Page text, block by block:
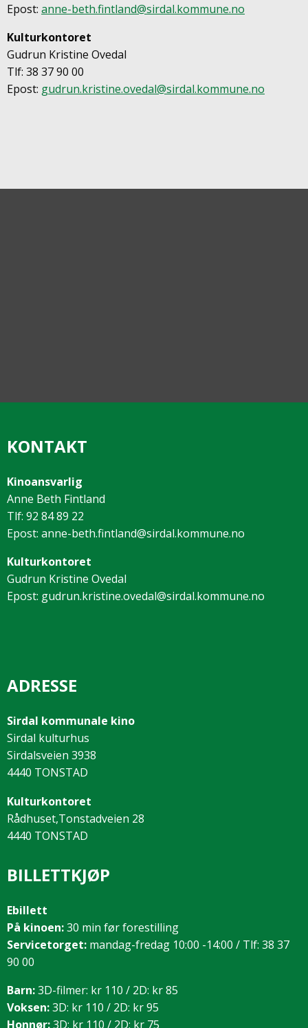
Epost: anne-beth.fintland@sirdal.kommune.no
Kulturkontoret
Gudrun Kristine Ovedal
Tlf: 38 37 90 00
Epost: gudrun.kristine.ovedal@sirdal.kommune.no
KONTAKT
Kinoansvarlig
Anne Beth Fintland
Tlf: 92 84 89 22
Epost: anne-beth.fintland@sirdal.kommune.no
Kulturkontoret
Gudrun Kristine Ovedal
Epost: gudrun.kristine.ovedal@sirdal.kommune.no
ADRESSE
Sirdal kommunale kino
Sirdal kulturhus
Sirdalsveien 3938
4440 TONSTAD
Kulturkontoret
Rådhuset,Tonstadveien 28
4440 TONSTAD
BILLETTKJØP
Ebillett
På kinoen:30 min før forestilling
Servicetorget: mandag-fredag 10:00 -14:00 / Tlf: 38 37
90 00
Barn:3D-filmer: kr 110 / 2D: kr 85
Voksen:3D: kr 110 / 2D: kr 95
Honnør:3D: kr 110 / 2D: kr 75